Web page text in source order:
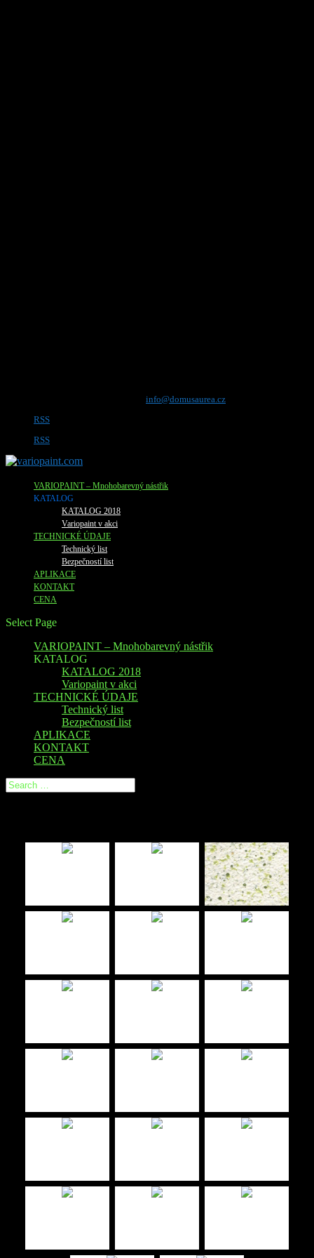
info@domusaurea.cz
RSS
RSS
VARIOPAINT – Mnohobarevný nástřik
KATALOG
KATALOG 2018
Variopaint v akci
TECHNICKÉ ÚDAJE
Technický list
Bezpečností list
APLIKACE
KONTAKT
CENA
Select Page
VARIOPAINT – Mnohobarevný nástřik
KATALOG
KATALOG 2018
Variopaint v akci
TECHNICKÉ ÚDAJE
Technický list
Bezpečností list
APLIKACE
KONTAKT
CENA